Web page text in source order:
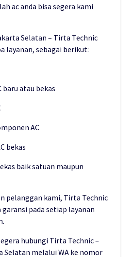
ac anda bisa segera kami
Selatan – Tirta Technic
layanan, sebagai berikut:
baru atau bekas
AC
bekas
baik satuan maupun
pelanggan kami, Tirta Technic
pada setiap layanan
hubungi Tirta Technic –
Selatan melalui WA ke nomor